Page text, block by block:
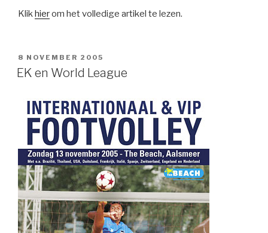
Klikhierom het volledige artikel te lezen.
GEPLAATST
OP
8 NOVEMBER 2005
EK en World League